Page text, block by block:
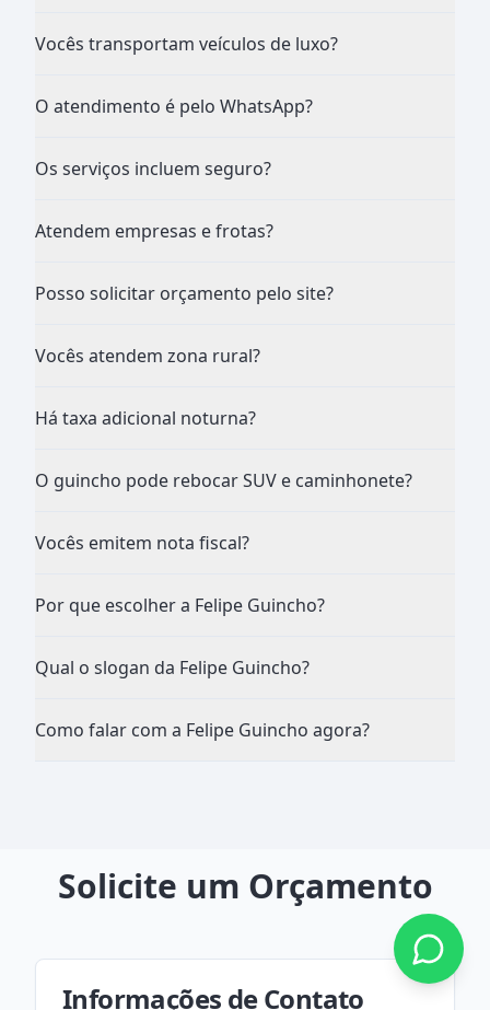
Vocês transportam veículos de luxo?
O atendimento é pelo WhatsApp?
Os serviços incluem seguro?
Atendem empresas e frotas?
Posso solicitar orçamento pelo site?
Vocês atendem zona rural?
Há taxa adicional noturna?
O guincho pode rebocar SUV e caminhonete?
Vocês emitem nota fiscal?
Por que escolher a Felipe Guincho?
Qual o slogan da Felipe Guincho?
Como falar com a Felipe Guincho agora?
Solicite um Orçamento
Informações de Contato